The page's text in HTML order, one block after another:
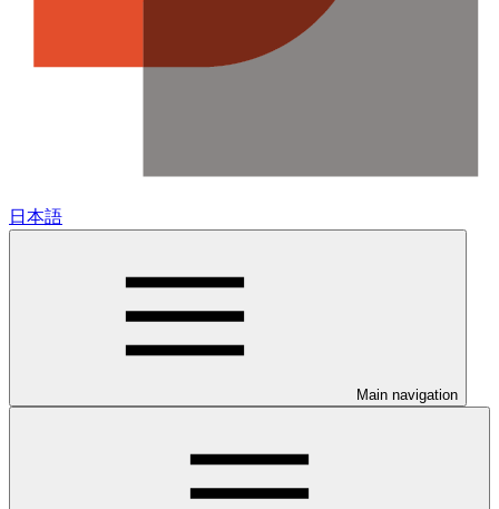
日本語
Main navigation